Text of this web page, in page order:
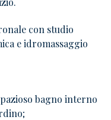
con studio
e idromassaggio
bagno interno